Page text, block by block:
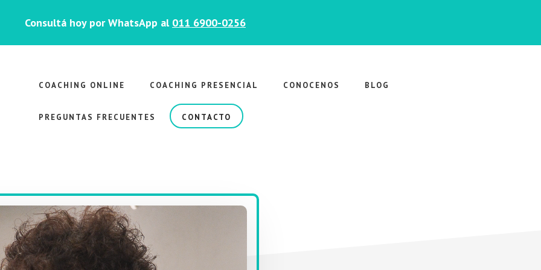
Consultá hoy por WhatsApp al 011 6900-0256
COACHING ONLINE COACHING PRESENCIAL CONOCENOS BLOG
PREGUNTAS FRECUENTES CONTACTO